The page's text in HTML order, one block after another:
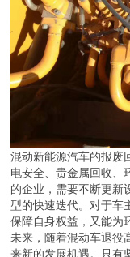
混动新能源汽车的报废
电安全、贵金属回收、
的企业，需要不断更新
型的快速迭代。对于车
保障自身权益，又能为
未来，随着混动车退役
来新的发展机遇。只有